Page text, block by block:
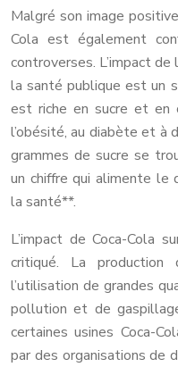
Malgré son image
Cola est également
controverses. L’impact
la santé publique est un
est riche en sucre et en
l’obésité, au diabète et à
grammes de sucre se
un chiffre qui alimente le
la santé**.
L’impact de Coca-Cola
critiqué. La
l’utilisation de grandes
pollution et de
certaines usines Coca-
par des organisations de